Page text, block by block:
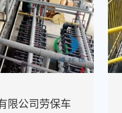
限公司劳保车